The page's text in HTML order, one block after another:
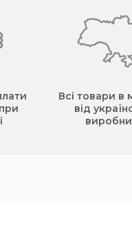
Всі товари в
від